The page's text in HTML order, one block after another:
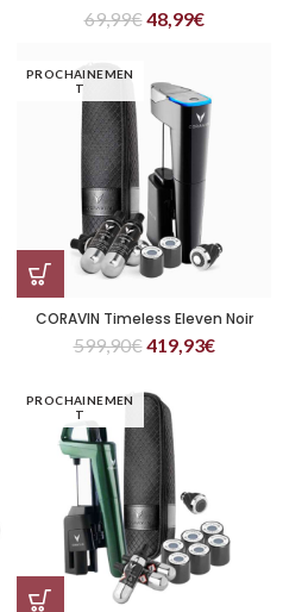
69,99€48,99€
PROCHAINEMEN
T
CORAVIN Timeless Eleven Noir
599,90€419,93€
PROCHAINEMEN
T